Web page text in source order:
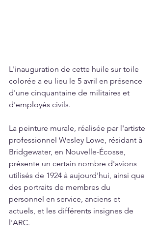
L'inauguration de cette huile sur toile
colorée a eu lieu le 5 avril en présence
d'une cinquantaine de militaires et
d'employés civils.
La peinture murale, réalisée par l'artiste
professionnel Wesley Lowe, résidant à
Bridgewater, en Nouvelle-Écosse,
présente un certain nombre d'avions
utilisés de 1924 à aujourd'hui, ainsi que
des portraits de membres du
personnel en service, anciens et
actuels, et les différents insignes de
l'ARC.